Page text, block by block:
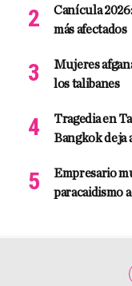
Canícula
más afectados
Mujeres
los talibanes
Tragedia en
Bangkok deja
Empresario
paracaidismo